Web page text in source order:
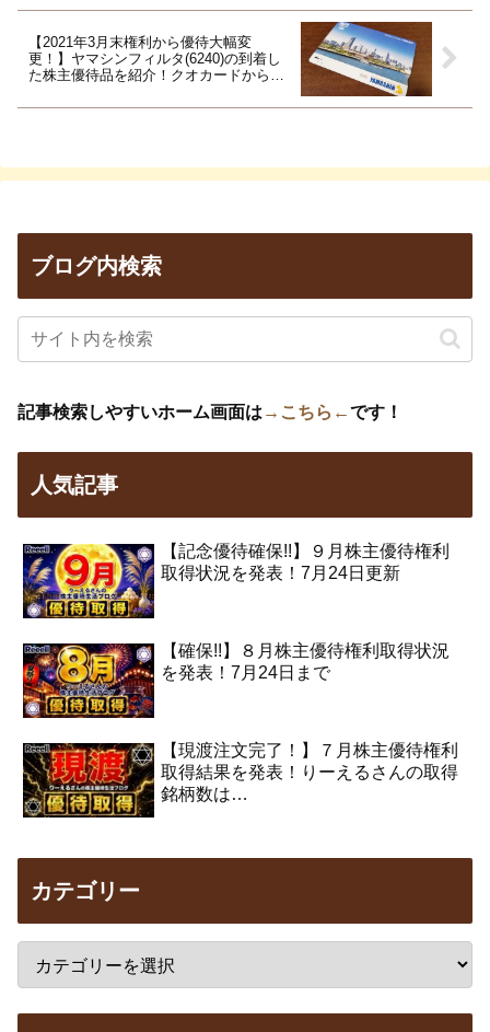
【2021年3月末権利から優待大幅変
更！】ヤマシンフィルタ(6240)の到着し
た株主優待品を紹介！クオカードからゼ
ブログ内検索
記事検索しやすいホーム画面は →こちら←です！
人気記事
【記念優待確保!!】９月株主優待権利
取得状況を発表！7月24日更新
【確保!!】８月株主優待権利取得状況
を発表！7月24日まで
【現渡注文完了！】７月株主優待権利
取得結果を発表！りーえるさんの取得
銘柄数は…
カテゴリー